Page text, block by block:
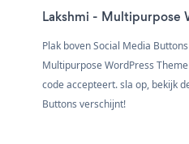
Lakshmi - Multipurpose
Plak boven Social Media
Multipurpose WordPress
code accepteert. sla op, bekijk
Buttons verschijnt!